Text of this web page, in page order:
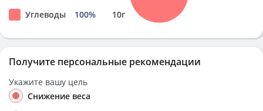
Углеводы
100% 10г
Получите персональные рекомендации
Укажите вашу цель
Снижение веса